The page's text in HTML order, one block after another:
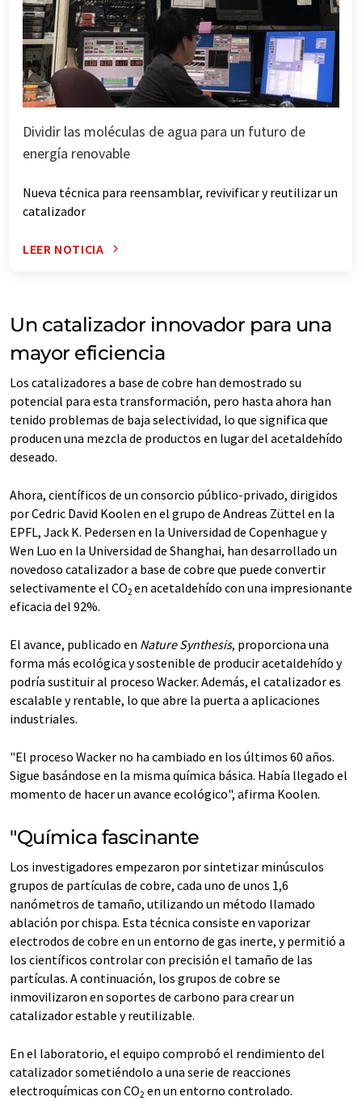
Dividir las moléculas de agua para un futuro de
energía renovable
Nueva técnica para reensamblar, revivificar y reutilizar un
catalizador
LEER NOTICIA
Un catalizador innovador para una
mayor eficiencia
Los catalizadores a base de cobre han demostrado su
potencial para esta transformación, pero hasta ahora han
tenido problemas de baja selectividad, lo que significa que
producen una mezcla de productos en lugar del acetaldehído
deseado.
Ahora, científicos de un consorcio público-privado, dirigidos
por Cedric David Koolen en el grupo de Andreas Züttel en la
EPFL, Jack K. Pedersen en la Universidad de Copenhague y
Wen Luo en la Universidad de Shanghai, han desarrollado un
novedoso catalizador a base de cobre que puede convertir
selectivamente el CO2 en acetaldehído con una impresionante
eficacia del 92%.
El avance, publicado en Nature Synthesis, proporciona una
forma más ecológica y sostenible de producir acetaldehído y
podría sustituir al proceso Wacker. Además, el catalizador es
escalable y rentable, lo que abre la puerta a aplicaciones
industriales.
"El proceso Wacker no ha cambiado en los últimos 60 años.
Sigue basándose en la misma química básica. Había llegado el
momento de hacer un avance ecológico", afirma Koolen.
"Química fascinante
Los investigadores empezaron por sintetizar minúsculos
grupos de partículas de cobre, cada uno de unos 1,6
nanómetros de tamaño, utilizando un método llamado
ablación por chispa. Esta técnica consiste en vaporizar
electrodos de cobre en un entorno de gas inerte, y permitió a
los científicos controlar con precisión el tamaño de las
partículas. A continuación, los grupos de cobre se
inmovilizaron en soportes de carbono para crear un
catalizador estable y reutilizable.
En el laboratorio, el equipo comprobó el rendimiento del
catalizador sometiéndolo a una serie de reacciones
electroquímicas con CO2 en un entorno controlado.